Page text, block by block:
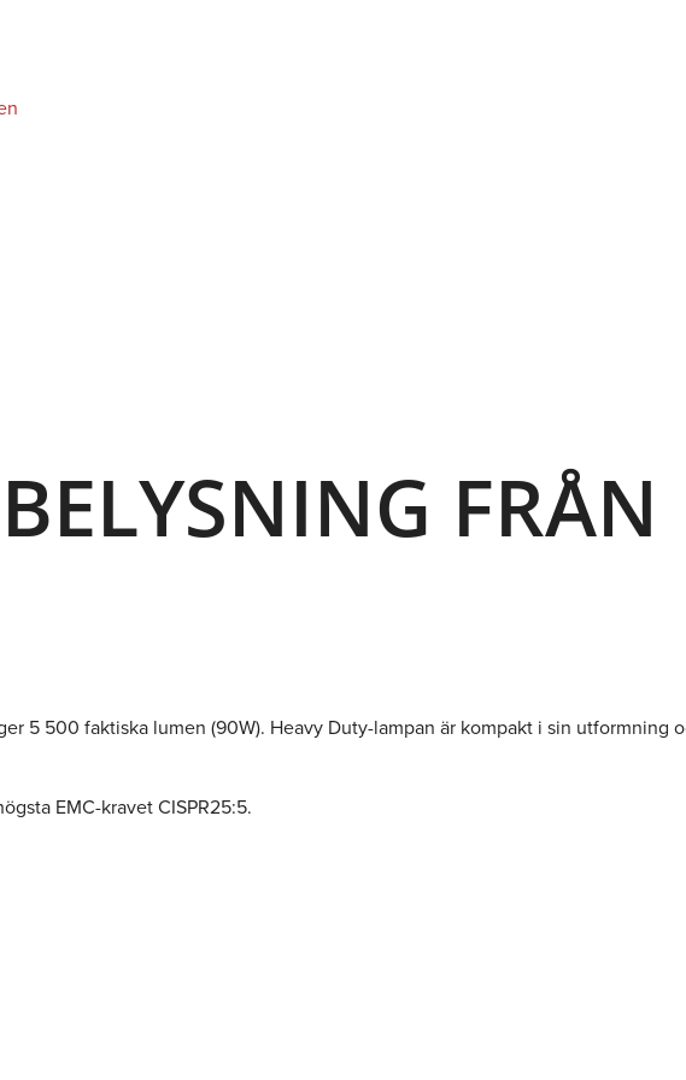
5 500 faktiska lumen (90W). Heavy Duty-lampan är kompakt i sin
EMC-kravet CISPR25:5.